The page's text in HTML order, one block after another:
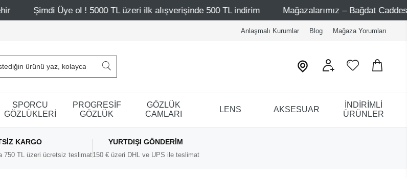
Şimdi Üye ol ! 5000 TL üzeri ilk alışverişinde 500 TL indirim Mağazalarımız – Bağdat Caddesi 1 -
Anlaşmalı Kurumlar Blog Mağaza Yorumları
SPORCU
GÖZLÜKLERİ
PROGRESİF
GÖZLÜK
GÖZLÜK
CAMLARI
LENS AKSESUAR
İNDİRİMLİ
ÜRÜNLER
KARGO
750 TL üzeri ücretsiz teslimat
YURTDIŞI GÖNDERIM
150 € üzeri DHL ve UPS ile teslimat